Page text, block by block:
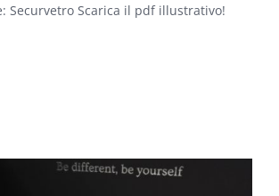
Securvetro Scarica il pdf illustrativo!